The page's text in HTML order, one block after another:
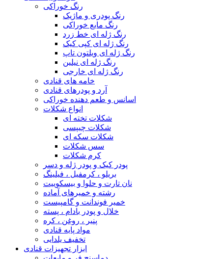
رنگ خوراکی
رنگ پودری و ماژیک
رنگ مایع خوراکی
رنگ ژله ای خط زرد
رنگ ژله ای کپی کیک
رنگ ژله ای ویلتون تاپ
رنگ ژله ای نیلین
رنگ ژله ای خارجی
خامه های قنادی
آرد و پودرهای قنادی
اسانس و طعم دهنده خوراکی
انواع شکلات
شکلات تخته ای
شکلات چیپسی
شکلات سکه ای
سس شکلات
کرم شکلات
پودر کیک و پودر ژله و دسر
بریلو ، کرمفیل ، فیلینگ
نان تارت و حلوا و بیسکوییت
رشته و خمیرهای آماده
خمیر فوندانت و گامپیست
خلال و پودر بادام ، پسته
پنیر ، روغن ، کره
مواد پایه قنادی
تخفیف یلدایی
ابزار تجهیزات قنادی